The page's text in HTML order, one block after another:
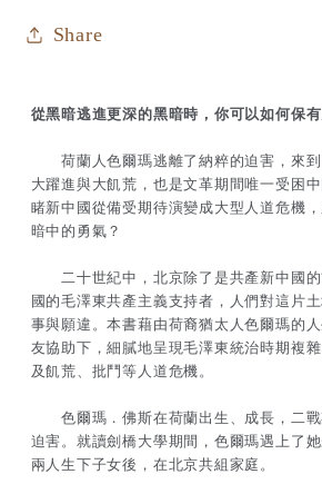
卻
毛
東
囚
徒
Selma:
aan
Hitler
ontsnapt,
van
Mao
毛
東
囚
Selma:
aan
Hitler
ontsnapt,
van
Mao
Share
從黑暗逃進更深的黑暗時，你可以如何保有
荷蘭人色爾瑪逃離了納粹的迫害，來到
大躍進與大飢荒，也是文革期間唯一受困
睹新中國從備受期待演變成大型人道危機
暗中的勇氣？
二十世紀中，北京除了是共產新中國的
國的毛澤東共產主義支持者，人們對這片
事與願違。本書藉由荷裔猶太人色爾瑪的
友協助下，細膩地呈現毛澤東統治時期複
及飢荒、批鬥等人道危機。
色爾瑪．佛斯在荷蘭出生、成長，二戰
迫害。就讀劍橋大學期間，色爾瑪遇上了她
兩人生下子女後，在北京共組家庭。